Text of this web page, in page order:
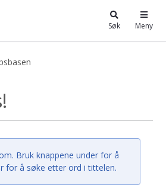
Søk Meny
Bruk knappene under for å
for å søke etter ord i tittelen.